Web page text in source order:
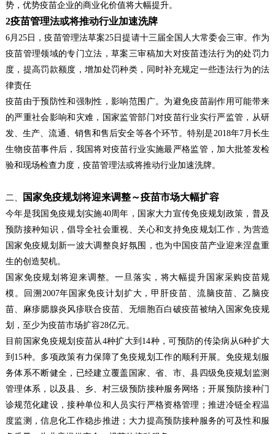
势，优势疫苗企业的商业化价值将大幅提升。
2疫苗管理法或将推动行业加速洗牌
6月25 日，疫苗管理法草案25 日提请十三届全国人大常委会三审。作为
疫苗管理领域的专门立法，草案三审稿加大对疫苗违法行为的处罚力
度，提高罚款额度，增加处罚种类，同时补充规定一些违法行为的法
律责任
疫苗由于预防性和强制性，影响范围广。为避免疫苗副作用可能带来
的严重社会影响和灾难，国家监管部门对疫苗行业实行严监管，从研
发、生产、流通、销售和售后安全等各个环节。特别是2018年7月长生
生物疫苗事件后，我国将对疫苗行业实施最严格监管，加大批签发检
验和现场检查力度，疫苗管理法或将推动行业加速洗牌。
二、 国家免疫规划将迎来调整～疫苗市场大幅扩容
今年是我国免疫规划实施40周年，国家大力宣传免疫规划政策，普及
预防接种知识，倡导全社会重视、关心和支持免疫规划工作，为营造
国家免疫规划新一波大调整良好氛围，也为中国疫苗产业迎来涅盘重
生的创造契机。
国家免疫规划将迎来调整。一旦落实，将大幅提升国家采购疫苗规
模。回溯 2007年国家免疫计划扩大，甲肝疫苗、流脑疫苗、乙脑疫
苗、麻疹腮腺炎风疹联合疫苗、无细胞百白破疫苗被纳入国家免疫规
划，至少为疫苗市场扩容28亿元。
目前国家免疫规划疫苗从4种扩大到 14种，可预防的传染病从6种扩大
到 15种。多项政策有力保障了免疫规划工作的顺利开展。免疫规划服
务体系不断健全，已经建立覆盖国家、省、市、县四级免疫规划监测
管理体系，以及县、乡、村三级预防接种服务网络；开展预防接种门
诊规范化建设，接种单位和人员实行严格资格管理；推进冷链全程温
度监测，信息化工作稳步推进；大力提高预防接种服务的可及性和服